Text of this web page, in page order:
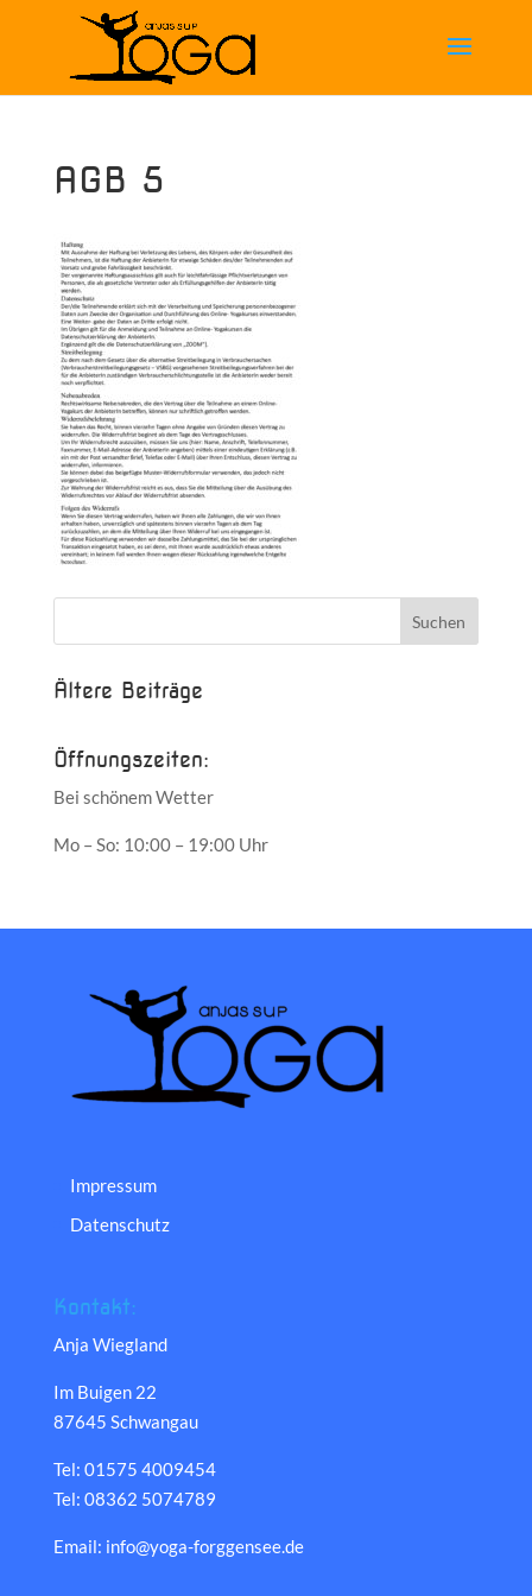
AGB 5
Ältere Beiträge
Öffnungszeiten:
Bei schönem Wetter
Mo – So: 10:00 – 19:00 Uhr
Impressum
Datenschutz
Kontakt:
Anja Wiegland
Im Buigen 22
87645 Schwangau
Tel: 01575 4009454
Tel: 08362 5074789
Email: info@yoga-forggensee.de